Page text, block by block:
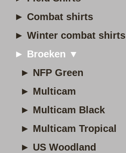
► Combat shirts
► Winter combat shirts
► Broeken ▼
► NFP Green
► Multicam
► Multicam Black
► Multicam Tropical
► US Woodland